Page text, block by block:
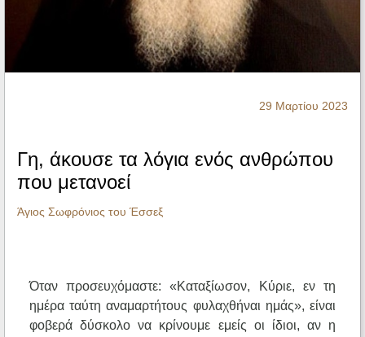
Ηχητικά
29 Μαρτίου 2023
Γη, άκουσε τα λόγια ενός ανθρώπου
που μετανοεί
Άγιος Σωφρόνιος του Έσσεξ
Όταν προσευχόμαστε: «Καταξίωσον, Κύριε, εν τη
ημέρα ταύτη αναμαρτήτους φυλαχθήναι ημάς», είναι
φοβερά δύσκολο να κρίνουμε εμείς οι ίδιοι, αν η